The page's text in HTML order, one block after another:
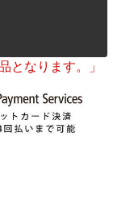
となります。」